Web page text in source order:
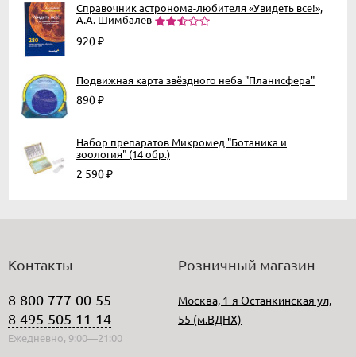
Справочник астронома-любителя «Увидеть все!»,
А.А. Шимбалев
920₽
Подвижная карта звёздного неба "Планисфера"
890₽
Набор препаратов Микромед "Ботаника и
зоология" (14 обр.)
2 590₽
Контакты
8-800-777-00-55
8-495-505-11-14
Ежедневно, 9:00—21:00
Розничный магазин
Москва, 1-я Останкинская ул,
55 (м.ВДНХ)